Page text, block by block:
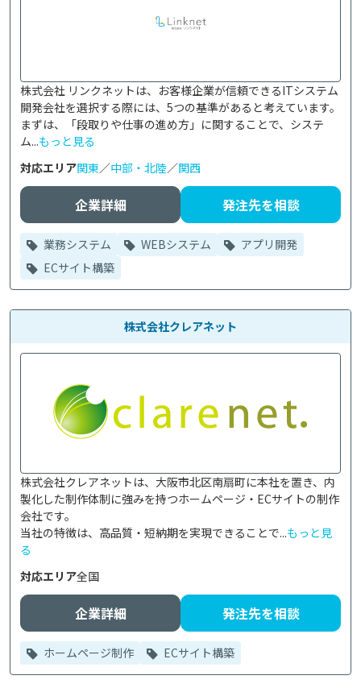
株式会社 リンクネットは、お客様企業が信頼できるITシステム
開発会社を選択する際には、5つの基準があると考えています。
まずは、「段取りや仕事の進め方」に関することで、システ
ム...もっと見る
対応エリア関東／中部・北陸／関西
企業詳細 発注先を相談
業務システム WEBシステム
アプリ開発
ECサイト構築
株式会社クレアネット
株式会社クレアネットは、大阪市北区南扇町に本社を置き、内
製化した制作体制に強みを持つホームページ・ECサイトの制作
会社です。
当社の特徴は、高品質・短納期を実現できることで...もっと見
る
対応エリア全国
企業詳細 発注先を相談
ホームページ制作 ECサイト構築